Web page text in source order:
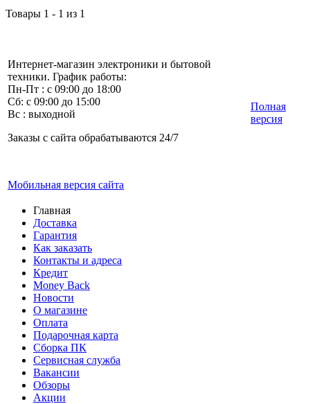
Товары 1 - 1 из 1
Интернет-магазин электроники и бытовой
техники. График работы:
Пн-Пт : с 09:00 до 18:00
Сб: с 09:00 до 15:00
Вс : выходной
Заказы с сайта обрабатываются 24/7
Мобильная версия сайта
Полная
версия
Главная
Доставка
Гарантия
Как заказать
Контакты и адреса
Кредит
Money Back
Новости
О магазине
Оплата
Подарочная карта
Сборка ПК
Сервисная служба
Вакансии
Обзоры
Акции